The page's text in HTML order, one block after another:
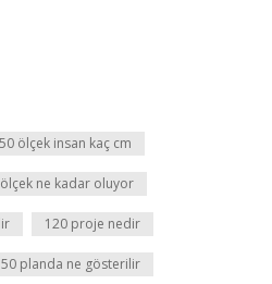
ölçek insan kaç cm
ne kadar oluyor
120 proje nedir
planda ne gösterilir